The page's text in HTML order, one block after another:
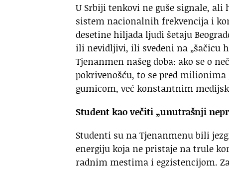
U Srbiji tenkovi ne guše signale,
sistem nacionalnih frekvencija i
desetine hiljada ljudi šetaju
ili nevidljivi, ili svedeni na „šačicu
Tjenanmen našeg doba: ako se o
pokrivenošću, to se pred
gumicom, već konstantnim
Student kao večiti „unutrašnji
Studenti su na Tjenanmenu bili
energiju koja ne pristaje na trule
radnim mestima i egzistencijom.